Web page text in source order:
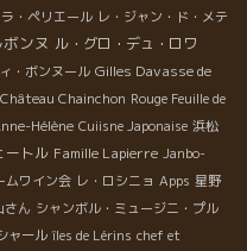
・ペリエール レ・ジャン・ド・メテ
ンヌ ル・グロ・デュ・ロワ
・ボンヌール Gilles Davasse de
Château Chainchon Rouge Feuille de
Hélène Cuiisne Japonaise 浜松
ートル Famille Lapierre Janbo-
ムワイン会 レ・ロシニョ Apps 星野
さん シャンボル・ミュージニ・プル
ャール îles de Lérins chef et